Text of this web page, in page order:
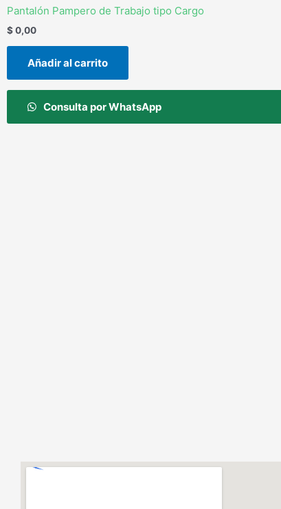
Pantalón Pampero de Trabajo tipo Cargo
$0,00
Añadir al carrito
Consulta por WhatsApp